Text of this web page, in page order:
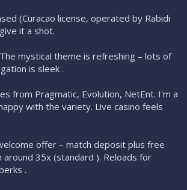
(Curacao license, operated by Rabidi
it a shot.
mystical theme is refreshing – lots of
is sleek .
from Pragmatic, Evolution, NetEnt. I'm a
with the variety. Live casino feels
offer – match deposit plus free
around 35x (standard ). Reloads for
.